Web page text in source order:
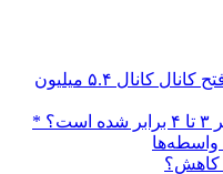
*رکوردشکنی تاریخی بورس با فتح کانال کانال ۵.۴ میلیون
واسطه‌ها
کاهش؟